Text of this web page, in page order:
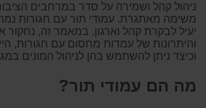
ניהול קהל ושמירה על סדר במרחבים
משימה מאתגרת. עמודי תור עם חגורות
יעיל לבקרת קהל וארגון. במאמר זה, נחקור
והיתרונות של עמדות מחסום עם חגורות,
וכיצד ניתן להשתמש בהן לניהול המונים
מה הם עמודי תור?